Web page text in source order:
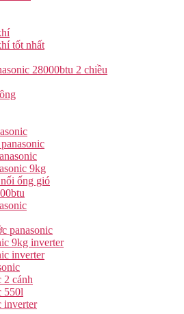
tốt nhất
28000btu 2 chiều
9kg
ống gió
panasonic
9kg inverter
inverter
2 cánh
550l
inverter